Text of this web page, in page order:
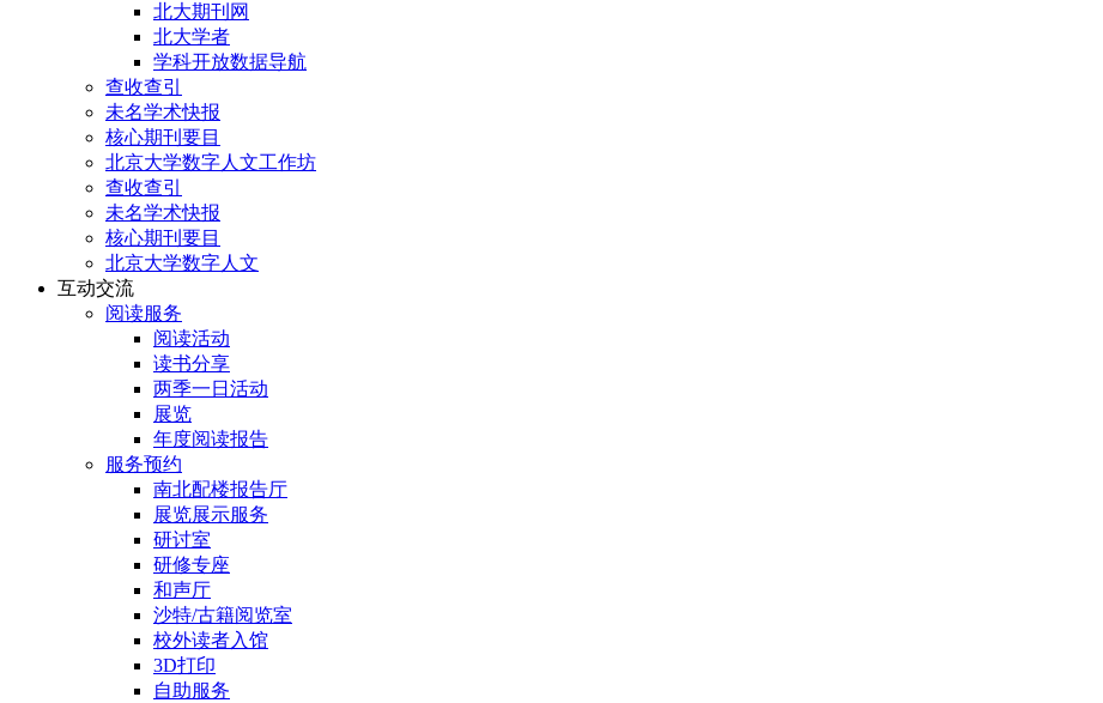
北大期刊网
北大学者
学科开放数据导航
查收查引
未名学术快报
核心期刊要目
北京大学数字人文工作坊
查收查引
未名学术快报
核心期刊要目
北京大学数字人文
互动交流
阅读服务
阅读活动
读书分享
两季一日活动
展览
年度阅读报告
服务预约
南北配楼报告厅
展览展示服务
研讨室
研修专座
和声厅
沙特/古籍阅览室
校外读者入馆
3D打印
自助服务